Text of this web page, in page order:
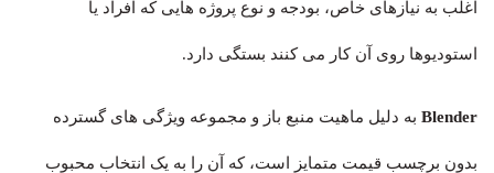
اغلب به نیازهای خاص، بودجه و نوع پروژه هایی که افراد یا
استودیوها روی آن کار می کنند بستگی دارد.
Blender به دلیل ماهیت منبع باز و مجموعه ویژگی های گسترده
بدون برچسب قیمت متمایز است، که آن را به یک انتخاب محبوب